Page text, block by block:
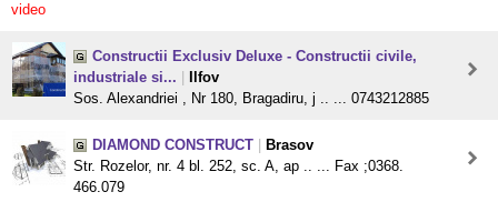
video
Constructii Exclusiv Deluxe - Constructii civile,
industriale si...
Ilfov
Sos. Alexandriei , Nr 180, Bragadiru, j .. ... 0743212885
DIAMOND CONSTRUCT
Brasov
Str. Rozelor, nr. 4 bl. 252, sc. A, ap .. ... Fax ;0368.
466.079